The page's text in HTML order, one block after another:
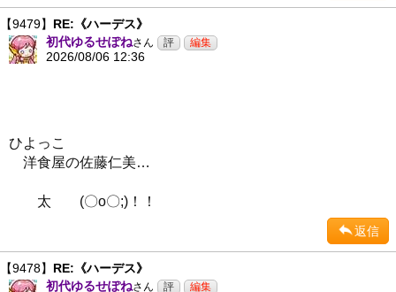
【9479】 RE:《ハーデス》
初代ゆるせぽねさん
2026/08/06 12:36
ひよっこ
洋食屋の佐藤仁美…
太 (〇o〇;)！！
返信
【9478】 RE:《ハーデス》
初代ゆるせぽねさん